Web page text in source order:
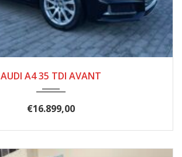
AUDI A4 35 TDI AVANT
€16.899,00